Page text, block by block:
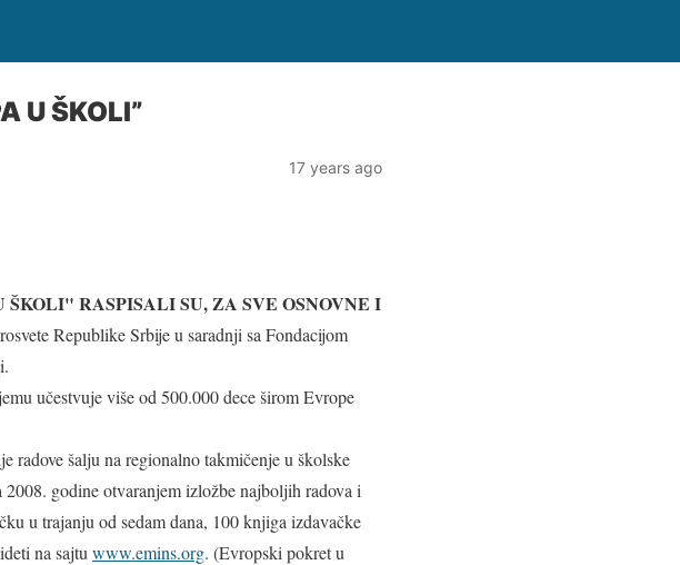
U ŠKOLI”
17 years ago
RASPISALI SU, ZA SVE OSNOVNE I
Republike Srbije u saradnji sa Fondacijom
učestvuje više od 500.000 dece širom Evrope
radove šalju na regionalno takmičenje u školske
godine otvaranjem izložbe najboljih radova i
u trajanju od sedam dana, 100 knjiga izdavačke
na sajtu www.emins.org. (Evropski pokret u